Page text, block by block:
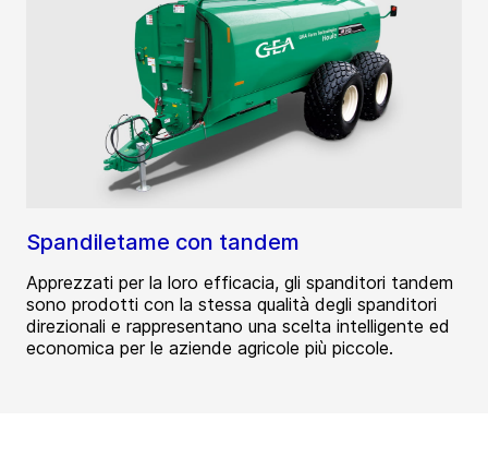
Spandiletame con tandem
Apprezzati per la loro efficacia, gli spanditori tandem
sono prodotti con la stessa qualità degli spanditori
direzionali e rappresentano una scelta intelligente ed
economica per le aziende agricole più piccole.